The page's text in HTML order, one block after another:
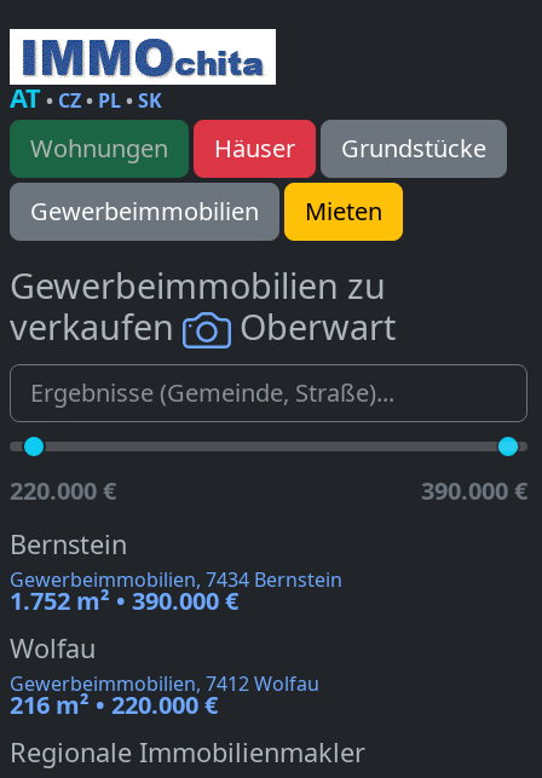
AT• CZ• PL•SK
Wohnungen Häuser
Grundstücke
Gewerbeimmobilien
Mieten
Gewerbeimmobilien zu
verkaufen
Oberwart
220.000 € 390.000 €
Bernstein
Gewerbeimmobilien, 7434 Bernstein
1.752 m² • 390.000 €
Wolfau
Gewerbeimmobilien, 7412 Wolfau
216 m² • 220.000 €
Regionale Immobilienmakler